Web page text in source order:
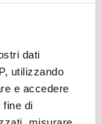
dati
utilizzando
e accedere
fine di
ai
parte la